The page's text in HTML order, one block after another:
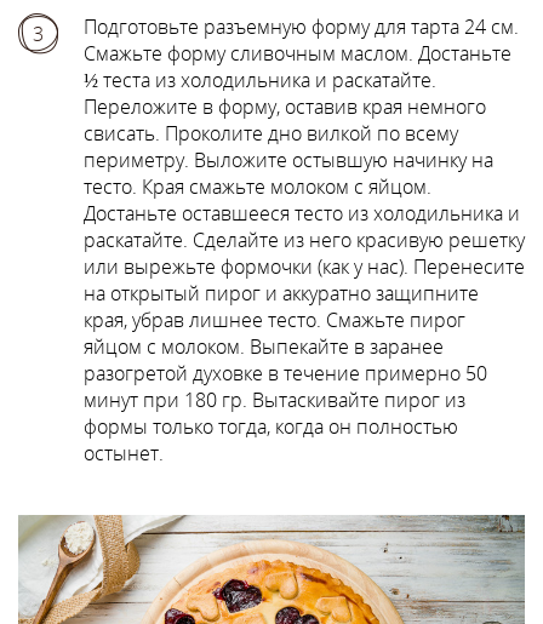
3
Подготовьте разъемную форму для тарта 24 см.
Смажьте форму сливочным маслом. Достаньте
½ теста из холодильника и раскатайте.
Переложите в форму, оставив края немного
свисать. Проколите дно вилкой по всему
периметру. Выложите остывшую начинку на
тесто. Края смажьте молоком с яйцом.
Достаньте оставшееся тесто из холодильника и
раскатайте. Сделайте из него красивую решетку
или вырежьте формочки (как у нас). Перенесите
на открытый пирог и аккуратно защипните
края, убрав лишнее тесто. Смажьте пирог
яйцом с молоком. Выпекайте в заранее
разогретой духовке в течение примерно 50
минут при 180 гр. Вытаскивайте пирог из
формы только тогда, когда он полностью
остынет.